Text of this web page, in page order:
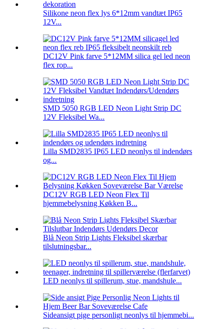
Silikone neon flex lys 6*12mm vandtæt IP65
12V...
DC12V Pink farve 5*12MM silica gel led neon
flex rop...
SMD 5050 RGB LED Neon Light Strip DC
12V Fleksibel Wa...
Lilla SMD2835 IP65 LED neonlys til indendørs
og...
DC12V RGB LED Neon Flex Til
hjemmebelysning Køkken B...
Blå Neon Strip Lights Fleksibel skærbar
tilslutningsbar...
LED neonlys til spillerum, stue, mandshule...
Sideansigt pige personligt neonlys til hjemmebi...